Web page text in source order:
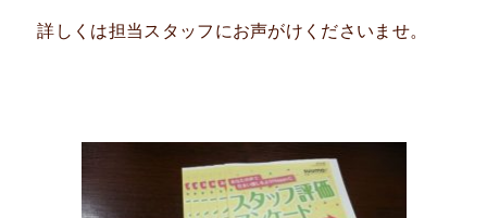
詳しくは担当スタッフにお声がけくださいませ。